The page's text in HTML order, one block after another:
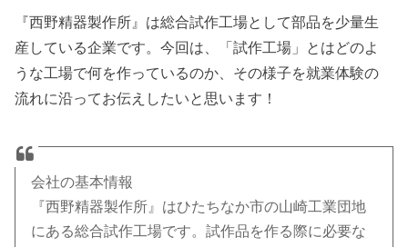
『西野精器製作所』は総合試作工場として部品を少量生
産している企業です。今回は、「試作工場」とはどのよ
うな工場で何を作っているのか、その様子を就業体験の
流れに沿ってお伝えしたいと思います！
会社の基本情報
『西野精器製作所』はひたちなか市の山崎工業団地
にある総合試作工場です。試作品を作る際に必要な